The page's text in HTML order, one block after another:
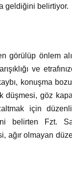
geldiğini belirtiyor.
önlem
ve
konuşma
göz
için
belirten Fzt.
ağır olmayan